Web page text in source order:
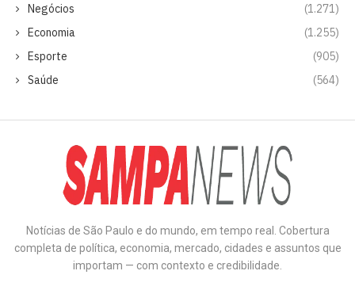
Negócios
(1.271)
Economia
(1.255)
Esporte
(905)
Saúde
(564)
Notícias de São Paulo e do mundo, em tempo real. Cobertura
completa de política, economia, mercado, cidades e assuntos que
importam — com contexto e credibilidade.